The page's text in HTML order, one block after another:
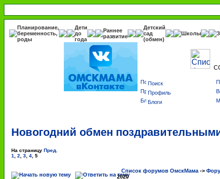
Планирование,
беременность,
роды
Дети
до
года
Раннее
развитие
Детский
сад
(обмен)
Школы
Поиск
Профиль
Блоги
Новогодний обмен
На страницу Пред.
1
2 3 4 5
Список форумов ОмскМама ->
2020